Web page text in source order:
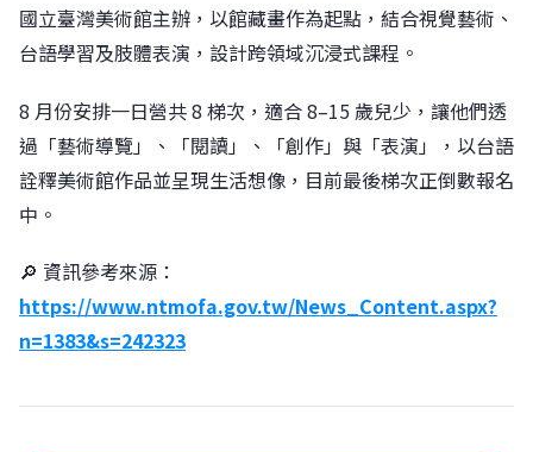
國立臺灣美術館主辦，以館藏畫作為起點，結合視覺藝術、
台語學習及肢體表演，設計跨領域沉浸式課程。
8 月份安排一日營共 8 梯次，適合 8–15 歲兒少，讓他們透
過「藝術導覽」、「閱讀」、「創作」與「表演」，以台語
詮釋美術館作品並呈現生活想像，目前最後梯次正倒數報名
中。
🔎 資訊參考來源：
https://www.ntmofa.gov.tw/News_Content.aspx?
n=1383&s=242323